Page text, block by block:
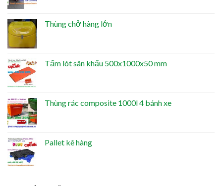
Thùng chở hàng lớn
Tấm lót sân khấu 500x1000x50 mm
Thùng rác composite 1000l 4 bánh xe
Pallet kê hàng